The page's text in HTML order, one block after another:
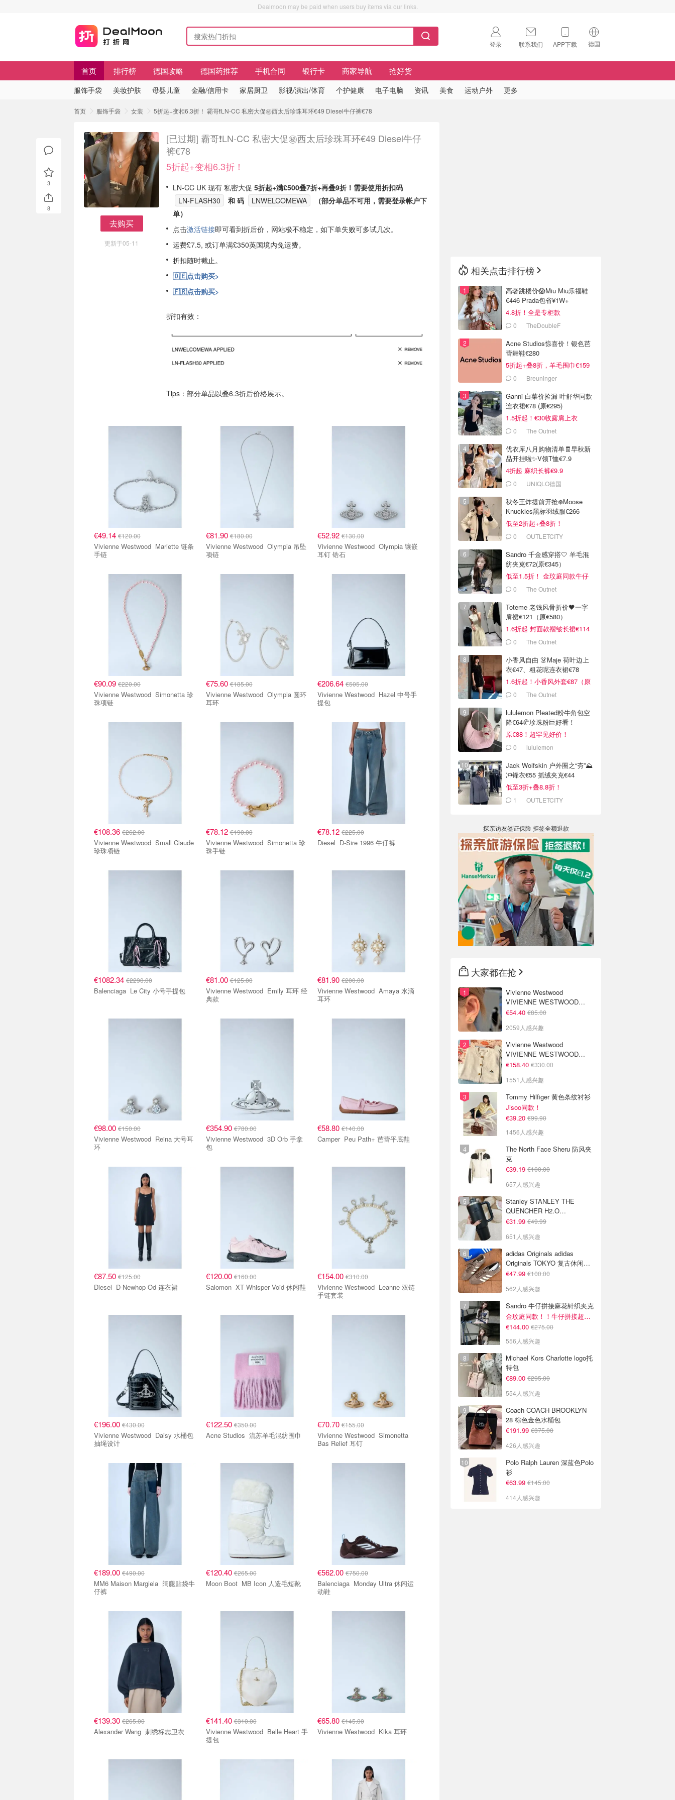
Dealmoon may be paid when users buy items via our links.
登录 联系我们 APP下载 德国
🇺🇸
首页 排行榜 德国攻略 德国药推荐 手机合同 银行卡 商家导航 抢好货
服饰手袋 美妆护肤 母婴儿童 金融/信用卡 家居厨卫 影视/演出/体育 个护健康 电子电脑 资讯 美食 运动户外 更多
首页 服饰手袋 女装 5折起+变相6.3折！ 霸哥❗️LN-CC 私密大促㊙️西太后珍珠耳环€49 Diesel牛仔裤€78
去购买
更新于05-11
[已过期] 霸哥❗️LN-CC 私密大促㊙️西太后珍珠耳环€49 Diesel牛仔
裤€78
5折起+变相6.3折！
LN-CC UK 现有 私密大促 5折起+满£500叠7折+再叠9折！需要使用折扣码
LN-FLASH30
和 码 LNWELCOMEWA
（部分单品不可用，需要登录帐户下
单）
点击激活链接即可看到折后价，网站极不稳定，如下单失败可多试几次。
运费£7.5, 或订单满£350英国境内免运费。
折扣随时截止。
🇩🇪点击购买>
🇫🇷点击购买>
折扣有效：
Tips：部分单品以叠6.3折后价格展示。
€49.14 €120.00
Vivienne Westwood Mariette 链条
手链
€81.90€180.00
Vivienne Westwood Olympia 吊坠
项链
€52.92 €130.00
Vivienne Westwood Olympia 镶嵌
耳钉 锆石
€90.09 €220.00
Vivienne Westwood Simonetta 珍
珠项链
€75.60€185.00
Vivienne Westwood Olympia 圆环
耳环
€206.64 €505.00
Vivienne Westwood Hazel 中号手
提包
€108.36 €262.00
Vivienne Westwood Small Claude
珍珠项链
€78.12€190.00
Vivienne Westwood Simonetta 珍
珠手链
€78.12 €225.00
Diesel D-Sire 1996 牛仔裤
€1082.34 €2290.00
Balenciaga Le City 小号手提包
€81.00€125.00
Vivienne Westwood Emily 耳环 经
典款
€81.90 €200.00
Vivienne Westwood Amaya 水滴
耳环
€98.00 €150.00
Vivienne Westwood Reina 大号耳
环
€354.90€780.00
Vivienne Westwood 3D Orb 手拿
包
€58.80 €140.00
Camper Peu Path+ 芭蕾平底鞋
€87.50 €125.00
Diesel D-Newhop Od 连衣裙
€120.00€160.00
Salomon XT Whisper Void 休闲鞋
€154.00 €310.00
Vivienne Westwood Leanne 双链
手链套装
€196.00 €430.00
Vivienne Westwood Daisy 水桶包
抽绳设计
€122.50€350.00
Acne Studios 流苏羊毛混纺围巾
€70.70 €155.00
Vivienne Westwood Simonetta
Bas Relief 耳钉
€189.00 €490.00
MM6 Maison Margiela 阔腿贴袋牛
仔裤
€120.40€265.00
Moon Boot MB Icon 人造毛短靴
€562.00 €750.00
Balenciaga Monday Ultra 休闲运
动鞋
€139.30 €265.00
Alexander Wang 刺绣标志卫衣
€141.40€310.00
Vivienne Westwood Belle Heart 手
提包
€65.80 €145.00
Vivienne Westwood Kika 耳环
3
8
相关点击排行榜
高奢跳楼价😱Miu Miu乐福鞋
€446 Prada包省¥1W+
4.8折！全是专柜款
0 TheDoubleF
Acne Studios惊喜价！银色芭
蕾舞鞋€280
5折起+叠8折，羊毛围巾€159
0 Breuninger
Ganni 白菜价捡漏 叶舒华同款
连衣裙€78 (原€295)
1.5折起！€30收露肩上衣
0 The Outnet
优衣库八月购物清单🧾早秋新
品开挂啦✨V领T恤€7.9
4折起 麻织长裤€9.9
0 UNIQLO德国
秋冬王炸提前开抢❄️Moose
Knuckles黑标羽绒服€266
低至2折起+叠8折！
0
OUTLETCITY
Sandro 千金感穿搭🤍 羊毛混
纺夹克€72(原€345）
低至1.5折！ 金玟庭同款牛仔
拼接夹克€144 (原€275）
0 The Outnet
Toteme 老钱风骨折价🖤一字
肩裙€121（原€580）
1.6折起 封面款褶皱长裙€114
0 The Outnet
小香风自由 👗Maje 荷叶边上
衣€47、粗花呢连衣裙€78
1.6折起！小香风外套€87（原
€355）
0 The Outnet
lululemon Pleated粉牛角包空
降€64🥐珍珠粉巨好看！
原€88！超罕见好价！
0 lululemon
Jack Wolfskin 户外圈之“夯”⛰️
冲锋衣€55 抓绒夹克€44
低至3折+叠8.8折！
1
OUTLETCITY
探亲访友签证保险 拒签全额退款
大家都在抢
Vivienne Westwood
VIVIENNE WESTWOOD
Nano Solitaire 耳环
€54.40 €85.00
2059人感兴趣
Vivienne Westwood
VIVIENNE WESTWOOD
'Bea' 短款开衫
€158.40 €330.00
1551人感兴趣
Tommy Hilfiger 黄色条纹衬衫
Jisoo同款！
€39.20 €99.90
1456人感兴趣
The North Face Sheru 防风夹
克
€39.19 €100.00
657人感兴趣
Stanley STANLEY THE
QUENCHER H2.O
FLOWSTATE 保温杯 1.18L 黑
€31.99 €49.99
651人感兴趣
adidas Originals adidas
Originals TOKYO 复古休闲鞋
深棕色
€47.99 €100.00
562人感兴趣
Sandro 牛仔拼接麻花针织夹克
金玟庭同款！！牛仔拼接超有层次感
€144.00 €275.00
556人感兴趣
Michael Kors Charlotte logo托
特包
€89.00 €295.00
554人感兴趣
Coach COACH BROOKLYN
28 棕色金色水桶包
€191.99 €375.00
426人感兴趣
Polo Ralph Lauren 深蓝色Polo
衫
€63.99 €145.00
414人感兴趣